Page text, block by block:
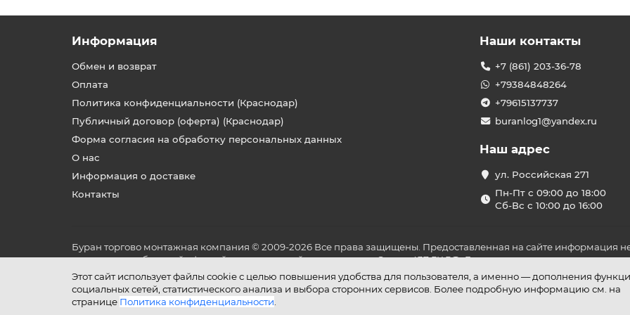
Этот сайт использует файлы cookie с целью повышения удобства для пользователя, а именно — дополнения
социальных сетей, статистического анализа и выбора сторонних сервисов. Более подробную информацию см. на
странице Политика конфиденциальности
Информация
Обмен и возврат
Оплата
Политика конфиденциальности (Краснодар)
Публичный договор (оферта) (Краснодар)
Форма согласия на обработку персональных данных
О нас
Информация о доставке
Контакты
Наши контакты
+7 (861) 203-36-78
+79384848264
+79615137737
buranlog1@yandex.ru
Наш адрес
ул. Российская 271
Пн-Пт с 09:00 до 18:00
Сб-Вс с 10:00 до 16:00
Буран торгово монтажная компания © 2009-2026 Все права защищены. Предоставленная на сайте информация
не является публичной офертой, определяемой положениями Статьи 437 ГК РФ. До оплаты товара удостоверьтесь
и условиях его эксплуатации.